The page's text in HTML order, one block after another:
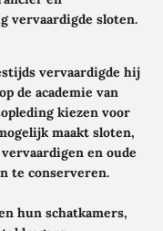
vervaardigde sloten.
vervaardigde hij
de academie van
kiezen voor
maakt sloten,
en oude
te conserveren.
hun schatkamers,